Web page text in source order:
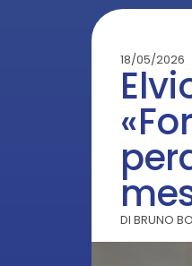
18/05/2026
DI BRUNO